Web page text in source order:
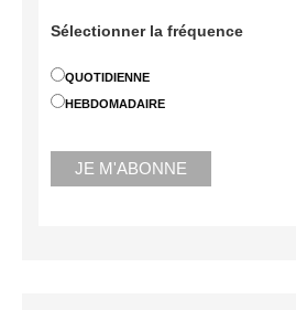
Sélectionner la fréquence
QUOTIDIENNE
HEBDOMADAIRE